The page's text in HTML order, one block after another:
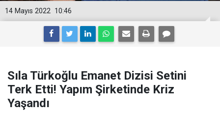
10:46
14 Mayıs 2022
Sıla Türkoğlu Emanet Dizisi Setini
Terk Etti! Yapım Şirketinde Kriz
Yaşandı